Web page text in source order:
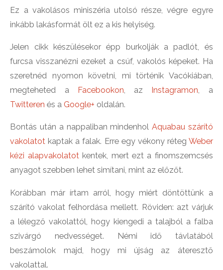
Ez a vakolásos miniszéria utolsó része, végre egyre
inkább lakásformát ölt ez a kis helyiség.
Jelen cikk készülésekor épp burkolják a padlót, és
furcsa visszanézni ezeket a csúf, vakolós képeket. Ha
szeretnéd nyomon követni, mi történik Vacókiában,
megteheted a
Facebookon, az Instagramon, a
Twitteren és a Google+ oldalán.
Bontás után a nappaliban mindenhol Aquabau szárító
vakolatot kaptak a falak. Erre egy vékony réteg Weber
kézi alapvakolatotkentek, mert ezt a finomszemcsés
anyagot szebben lehet simítani, mint az előzőt.
Korábban már írtam arról, hogy miért döntöttünk a
szárító vakolat felhordása mellett. Röviden: azt várjuk
a lélegző vakolattól, hogy kiengedi a talajból a falba
szivárgó nedvességet. Némi idő távlatából
beszámolok majd, hogy mi újság az áteresztő
vakolattal.